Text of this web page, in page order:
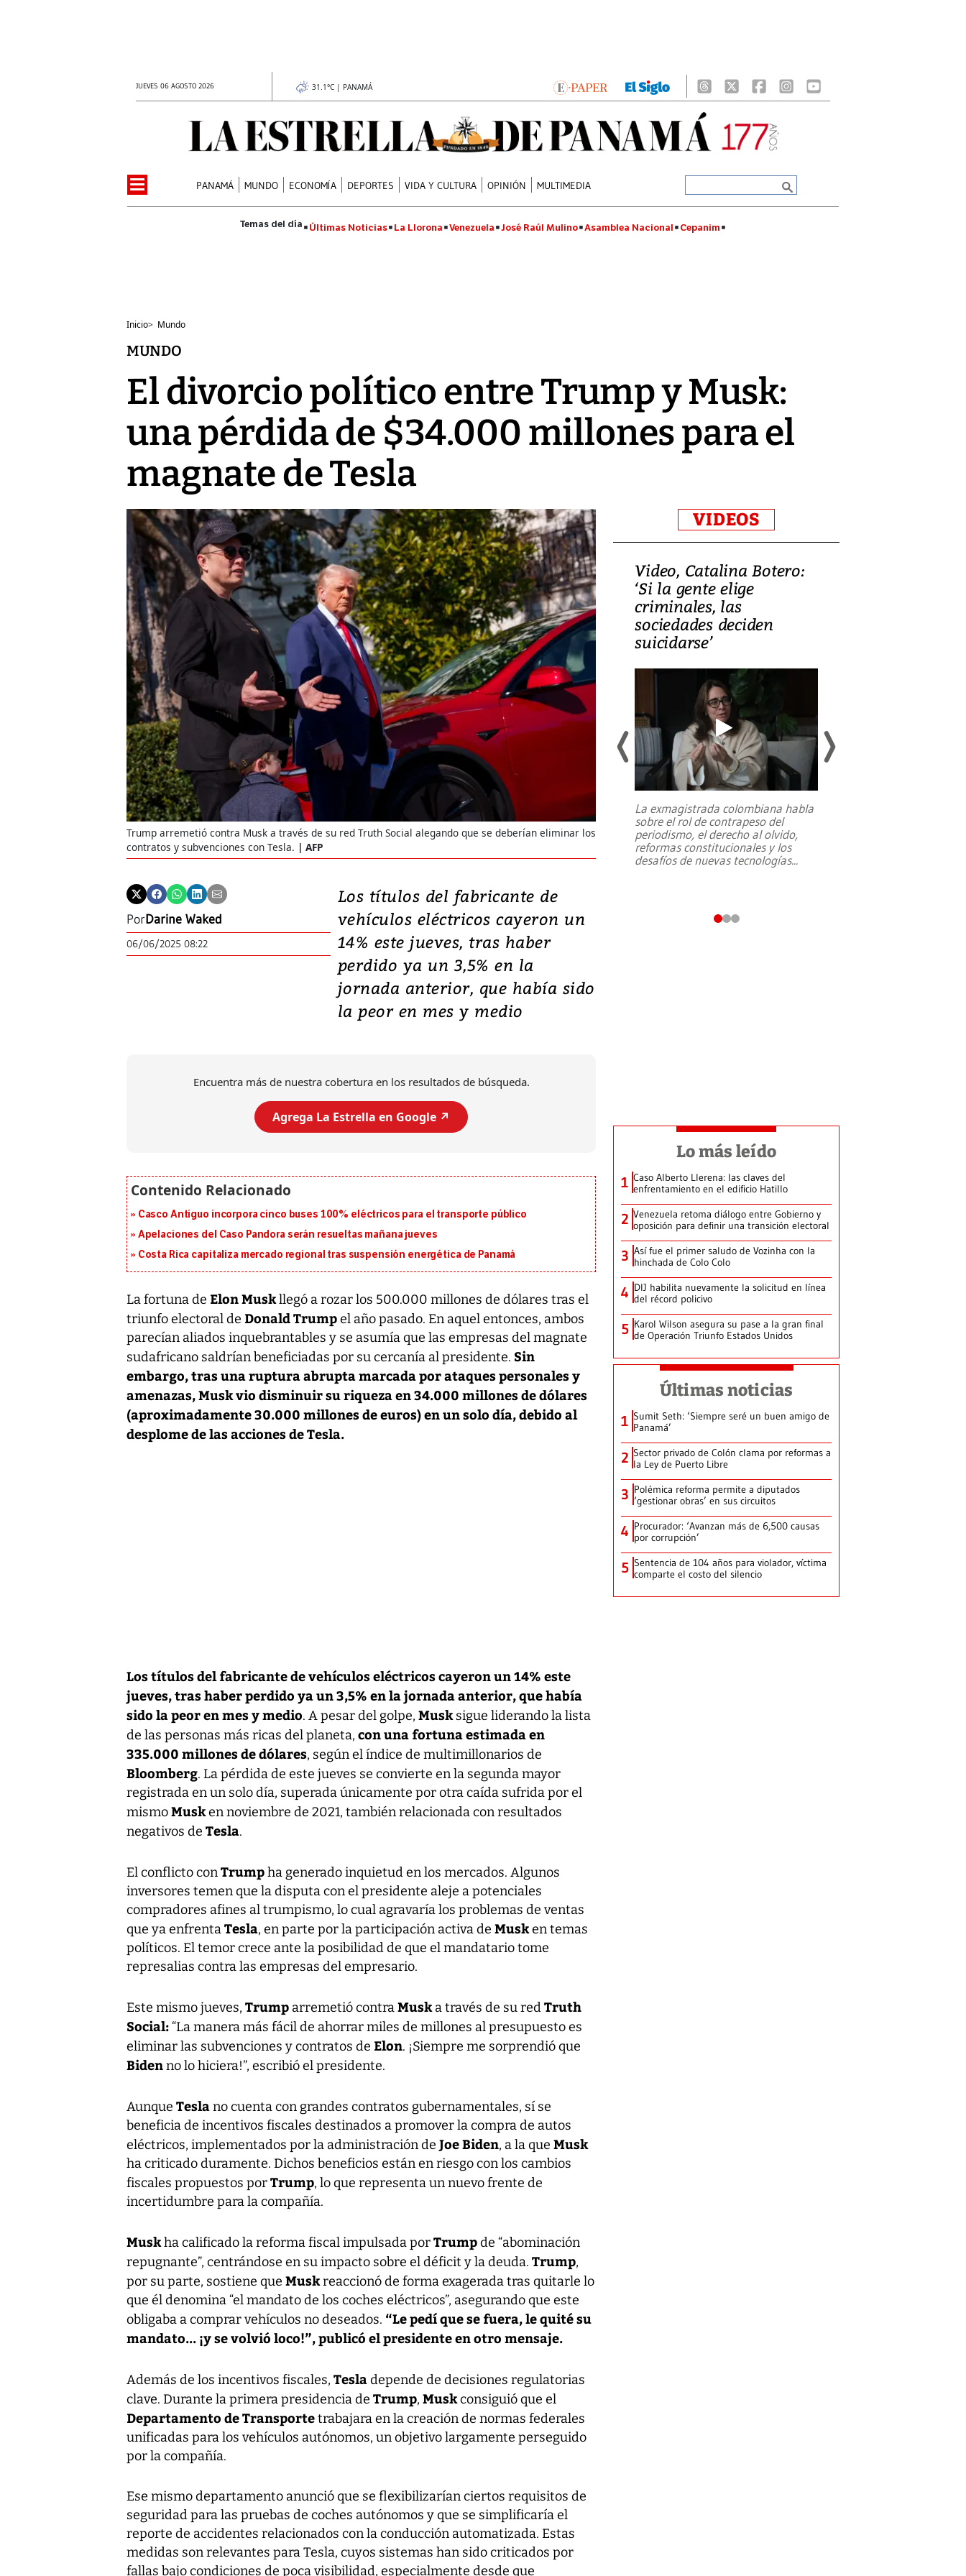
JUEVES 06 AGOSTO 2026 31.1°C | PANAMÁ
PANAMÁ MUNDO ECONOMÍA DEPORTES VIDA Y CULTURA OPINIÓN MULTIMEDIA
Últimas Noticias La Llorona Venezuela José Raúl Mulino Asamblea Nacional Cepanim
Inicio> Mundo
MUNDO
El divorcio político entre Trump y Musk:
una pérdida de $34.000 millones para el
magnate de Tesla
Trump arremetió contra Musk a través de su red Truth Social alegando que se deberían eliminar los
contratos y subvenciones con Tesla.
AFP
PorDarine Waked
06/06/2025 08:22
Los títulos del fabricante de
vehículos eléctricos cayeron un
14% este jueves, tras haber
perdido ya un 3,5% en la
jornada anterior, que había sido
la peor en mes y medio
Encuentra más de nuestra cobertura en los resultados de búsqueda.
Agrega La Estrella en Google ↗️
Casco Antiguo incorpora cinco buses 100% eléctricos para el transporte público
Apelaciones del Caso Pandora serán resueltas mañana jueves
Costa Rica capitaliza mercado regional tras suspensión energética de Panamá
La fortuna de Elon Muskllegó a rozar los 500.000 millones de dólares tras el
triunfo electoral de Donald Trumpel año pasado. En aquel entonces, ambos
parecían aliados inquebrantables y se asumía que las empresas del magnate
sudafricano saldrían beneficiadas por su cercanía al presidente. Sin
embargo, tras una ruptura abrupta marcada por ataques personales y
amenazas, Musk vio disminuir su riqueza en 34.000 millones de dólares
(aproximadamente 30.000 millones de euros) en un solo día, debido al
desplome de las acciones de Tesla.
Los títulos del fabricante de vehículos eléctricos cayeron un 14% este
jueves, tras haber perdido ya un 3,5% en la jornada anterior, que había
sido la peor en mes y medio. A pesar del golpe, Musksigue liderando la lista
de las personas más ricas del planeta, con una fortuna estimada en
335.000 millones de dólares, según el índice de multimillonarios de
Bloomberg. La pérdida de este jueves se convierte en la segunda mayor
registrada en un solo día, superada únicamente por otra caída sufrida por el
mismoMusken noviembre de 2021, también relacionada con resultados
negativos de Tesla.
El conflicto conTrumpha generado inquietud en los mercados. Algunos
inversores temen que la disputa con el presidente aleje a potenciales
compradores afines al trumpismo, lo cual agravaría los problemas de ventas
que ya enfrentaTesla, en parte por la participación activa de Musken temas
políticos. El temor crece ante la posibilidad de que el mandatario tome
represalias contra las empresas del empresario.
Este mismo jueves, Trump arremetió contraMuska través de su redTruth
Social:“La manera más fácil de ahorrar miles de millones al presupuesto es
eliminar las subvenciones y contratos de Elon. ¡Siempre me sorprendió que
Bidenno lo hiciera!”, escribió el presidente.
Aunque Teslano cuenta con grandes contratos gubernamentales, sí se
beneficia de incentivos fiscales destinados a promover la compra de autos
eléctricos, implementados por la administración de Joe Biden, a la que Musk
ha criticado duramente. Dichos beneficios están en riesgo con los cambios
fiscales propuestos porTrump, lo que representa un nuevo frente de
incertidumbre para la compañía.
Muskha calificado la reforma fiscal impulsada porTrumpde “abominación
repugnante”, centrándose en su impacto sobre el déficit y la deuda. Trump,
por su parte, sostiene que Muskreaccionó de forma exagerada tras quitarle lo
que él denomina “el mandato de los coches eléctricos”, asegurando que este
obligaba a comprar vehículos no deseados. “Le pedí que se fuera, le quité su
mandato... ¡y se volvió loco!”, publicó el presidente en otro mensaje.
Además de los incentivos fiscales, Tesladepende de decisiones regulatorias
clave. Durante la primera presidencia de Trump, Muskconsiguió que el
Departamento de Transportetrabajara en la creación de normas federales
unificadas para los vehículos autónomos, un objetivo largamente perseguido
por la compañía.
Ese mismo departamento anunció que se flexibilizarían ciertos requisitos de
seguridad para las pruebas de coches autónomos y que se simplificaría el
reporte de accidentes relacionados con la conducción automatizada. Estas
medidas son relevantes para Tesla, cuyos sistemas han sido criticados por
fallas bajo condiciones de poca visibilidad, especialmente desde que
VIDEOS
Video, Japón: Terremoto
deja heridos y graves
daños en Kumamoto
Un fuerte terremoto de magnitud
7,1 se registró este martes 28 de
julio en la prefectura de Kumamoto,
al sur de Japón, provocando una
emergencia de gran...
Video, Catalina Botero:
‘Si la gente elige
criminales, las
sociedades deciden
suicidarse’
La exmagistrada colombiana habla
sobre el rol de contrapeso del
periodismo, el derecho al olvido,
reformas constitucionales y los
desafíos de nuevas tecnologías...
Lo más leído
1 Caso Alberto Llerena: las claves del
enfrentamiento en el edificio Hatillo
2 Venezuela retoma diálogo entre Gobierno y
oposición para definir una transición electoral
3 Así fue el primer saludo de Vozinha con la
hinchada de Colo Colo
4 DIJ habilita nuevamente la solicitud en línea
del récord policivo
5 Karol Wilson asegura su pase a la gran final
de Operación Triunfo Estados Unidos
Últimas noticias
1 Sumit Seth: ‘Siempre seré un buen amigo de
Panamá’
2 Sector privado de Colón clama por reformas a
la Ley de Puerto Libre
3 Polémica reforma permite a diputados
‘gestionar obras’ en sus circuitos
4 Procurador: ‘Avanzan más de 6,500 causas
por corrupción’
5 Sentencia de 104 años para violador, víctima
comparte el costo del silencio